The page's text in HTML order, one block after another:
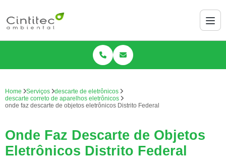
Home Serviços
descarte de eletrônicos
descarte correto de aparelhos eletrônicos
onde faz descarte de objetos eletrônicos Distrito Federal
Onde Faz Descarte de Objetos
Eletrônicos Distrito Federal